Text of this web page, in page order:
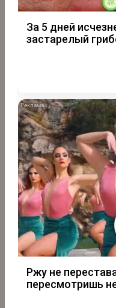
За 5 дней
застарелый
Ржу не
пересмотришь